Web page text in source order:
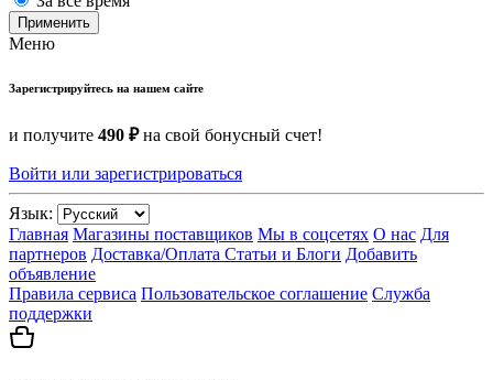
Применить
Меню
Зарегистрируйтесь на нашем сайте
и получите 490 ₽на свой бонусный счет!
Войти или зарегистрироваться
Язык:
Главная Магазины поставщиков Мы в соцсетях О нас Для
партнеров Доставка/Оплата Статьи и Блоги Добавить
объявление
Правила сервиса Пользовательское соглашение Служба
поддержки